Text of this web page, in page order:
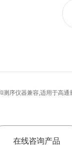
序仪器兼容,适用于高
在线咨询产品